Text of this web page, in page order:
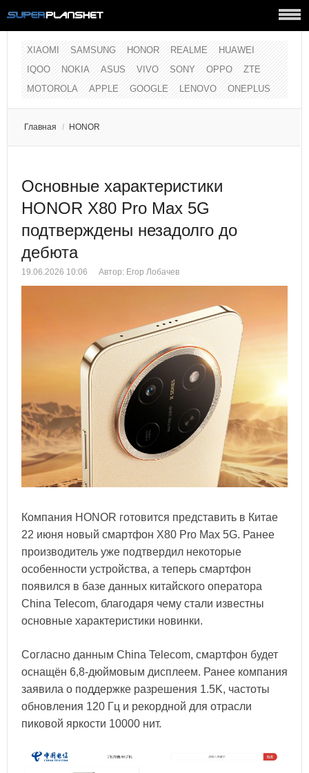
XIAOMI SAMSUNG HONOR REALME
HUAWEI
IQOO
NOKIA ASUS VIVO SONY OPPO
ZTE
MOTOROLA
APPLE GOOGLE LENOVO ONEPLUS
Главная / HONOR
Основные характеристики
HONOR X80 Pro Max 5G
подтверждены незадолго до
дебюта
19.06.2026 10:06 Автор: Егор Лобачев
Компания HONOR готовится представить в Китае
22 июня новый смартфон X80 Pro Max 5G. Ранее
производитель уже подтвердил некоторые
особенности устройства, а теперь смартфон
появился в базе данных китайского оператора
China Telecom, благодаря чему стали известны
основные характеристики новинки.
Согласно данным China Telecom, смартфон будет
оснащён 6,8-дюймовым дисплеем. Ранее компания
заявила о поддержке разрешения 1.5K, частоты
обновления 120 Гц и рекордной для отрасли
пиковой яркости 10000 нит.